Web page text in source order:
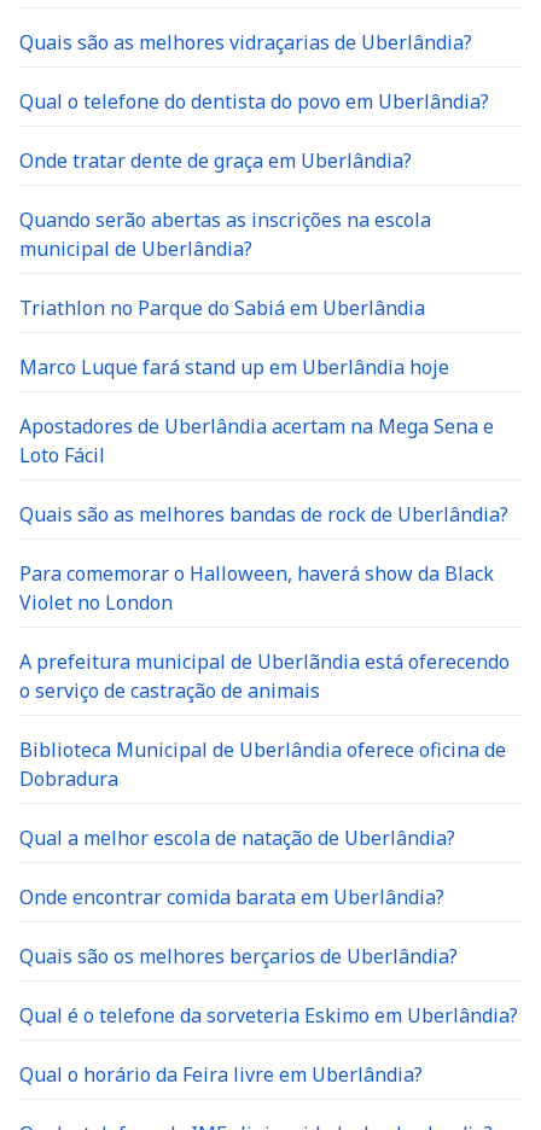
Quais são as melhores vidraçarias de Uberlândia?
Qual o telefone do dentista do povo em Uberlândia?
Onde tratar dente de graça em Uberlândia?
Quando serão abertas as inscrições na escola
municipal de Uberlândia?
Triathlon no Parque do Sabiá em Uberlândia
Marco Luque fará stand up em Uberlândia hoje
Apostadores de Uberlândia acertam na Mega Sena e
Loto Fácil
Quais são as melhores bandas de rock de Uberlândia?
Para comemorar o Halloween, haverá show da Black
Violet no London
A prefeitura municipal de Uberlãndia está oferecendo
o serviço de castração de animais
Biblioteca Municipal de Uberlândia oferece oficina de
Dobradura
Qual a melhor escola de natação de Uberlândia?
Onde encontrar comida barata em Uberlândia?
Quais são os melhores berçarios de Uberlândia?
Qual é o telefone da sorveteria Eskimo em Uberlândia?
Qual o horário da Feira livre em Uberlândia?